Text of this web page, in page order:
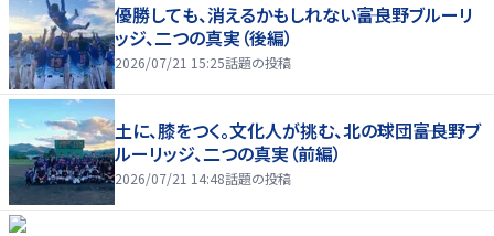
優勝しても、消えるかもしれない――富良野ブルーリ
ッジ、二つの真実（後編）
2026/07/21 15:25話題の投稿
土に、膝をつく。文化人が挑む、北の球団――富良野ブ
ルーリッジ、二つの真実（前編）
2026/07/21 14:48話題の投稿